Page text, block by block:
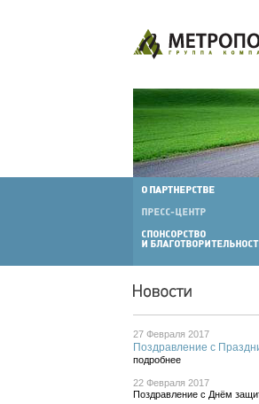
27 Февраля 2017
Поздравление с
подробнее
22 Февраля 2017
Поздравление с Днём